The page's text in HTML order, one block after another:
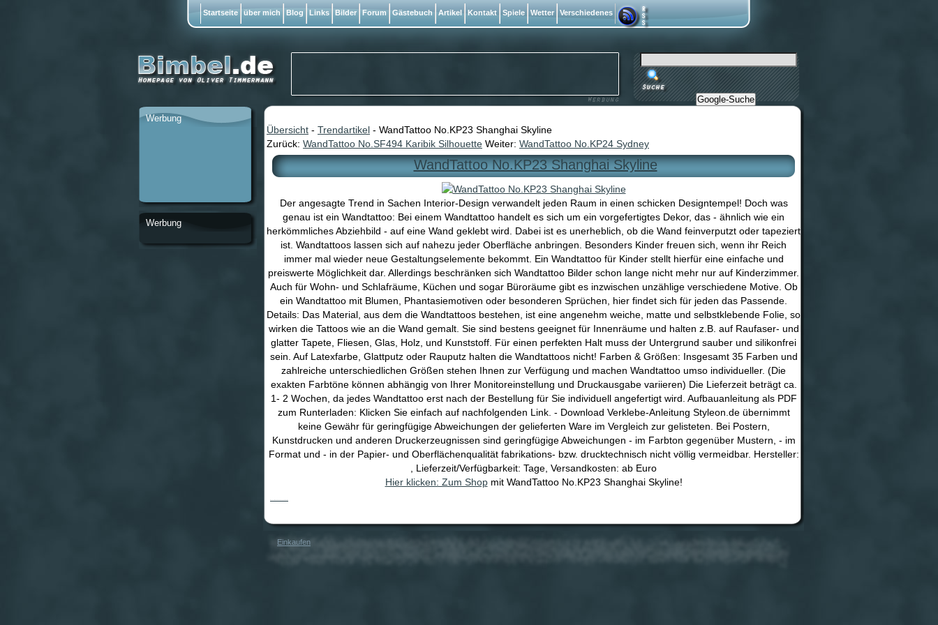
Übersicht - Trendartikel - WandTattoo No.KP23 Shanghai Skyline
Zurück: WandTattoo No.SF494 Karibik Silhouette Weiter: WandTattoo No.KP24 Sydney
WandTattoo No.KP23 Shanghai Skyline
Der angesagte Trend in Sachen Interior-Design verwandelt jeden Raum in einen schicken Designtempel! Doch was
genau ist ein Wandtattoo: Bei einem Wandtattoo handelt es sich um ein vorgefertigtes Dekor, das - ähnlich wie ein
herkömmliches Abziehbild - auf eine Wand geklebt wird. Dabei ist es unerheblich, ob die Wand feinverputzt oder tapeziert
ist. Wandtattoos lassen sich auf nahezu jeder Oberfläche anbringen. Besonders Kinder freuen sich, wenn ihr Reich
immer mal wieder neue Gestaltungselemente bekommt. Ein Wandtattoo für Kinder stellt hierfür eine einfache und
preiswerte Möglichkeit dar. Allerdings beschränken sich Wandtattoo Bilder schon lange nicht mehr nur auf Kinderzimmer.
Auch für Wohn- und Schlafräume, Küchen und sogar Büroräume gibt es inzwischen unzählige verschiedene Motive. Ob
ein Wandtattoo mit Blumen, Phantasiemotiven oder besonderen Sprüchen, hier findet sich für jeden das Passende.
Details: Das Material, aus dem die Wandtattoos bestehen, ist eine angenehm weiche, matte und selbstklebende Folie, so
wirken die Tattoos wie an die Wand gemalt. Sie sind bestens geeignet für Innenräume und halten z.B. auf Raufaser- und
glatter Tapete, Fliesen, Glas, Holz, und Kunststoff. Für einen perfekten Halt muss der Untergrund sauber und silikonfrei
sein. Auf Latexfarbe, Glattputz oder Rauputz halten die Wandtattoos nicht! Farben & Größen: Insgesamt 35 Farben und
zahlreiche unterschiedlichen Größen stehen Ihnen zur Verfügung und machen Wandtattoo umso individueller. (Die
exakten Farbtöne können abhängig von Ihrer Monitoreinstellung und Druckausgabe variieren) Die Lieferzeit beträgt ca.
1- 2 Wochen, da jedes Wandtattoo erst nach der Bestellung für Sie individuell angefertigt wird. Aufbauanleitung als PDF
zum Runterladen: Klicken Sie einfach auf nachfolgenden Link. - Download Verklebe-Anleitung Styleon.de übernimmt
keine Gewähr für geringfügige Abweichungen der gelieferten Ware im Vergleich zur gelisteten. Bei Postern,
Kunstdrucken und anderen Druckerzeugnissen sind geringfügige Abweichungen - im Farbton gegenüber Mustern, - im
Format und - in der Papier- und Oberflächenqualität fabrikations- bzw. drucktechnisch nicht völlig vermeidbar. Hersteller:
, Lieferzeit/Verfügbarkeit: Tage, Versandkosten: ab Euro
Hier klicken: Zum Shopmit WandTattoo No.KP23 Shanghai Skyline!
Einkaufen
Werbung
Werbung
Startseite über mich Blog Links Bilder Forum Gästebuch Artikel Kontakt Spiele Wetter Verschiedenes
Google-Suche